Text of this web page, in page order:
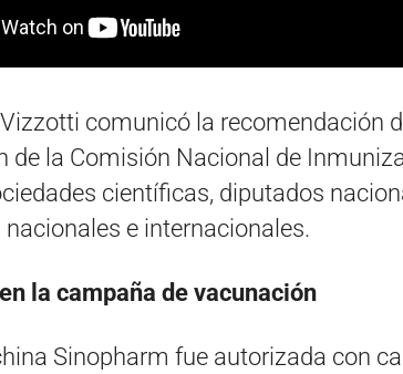
comunicó la recomendación
de la Comisión Nacional de
científicas, diputados
nacionales e internacionales.
la campaña de vacunación
Sinopharm fue autorizada con